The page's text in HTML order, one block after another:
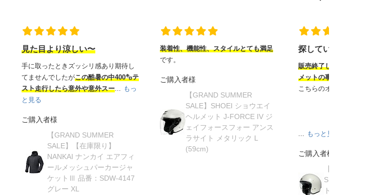
見た目より涼しい〜
手に取ったときズッシリ感あり期待し
てませんでしたがこの酷暑の中400㌔テ
スト走行したら意外や意外スー
もっ
と見る
ご購入者様
【GRAND SUMMER
SALE】【在庫限り】
NANKAI ナンカイ エアフィ
ールメッシュパーカージャ
ケットⅢ 品番：SDW-4147
グレー XL
装着性、機能性、スタイルとても満足
です。
ご購入者様
【GRAND SUMMER
SALE】SHOEI ショウエイ
ヘルメット J-FORCE IV ジ
ェイフォースフォー アンス
ラサイト メタリック L
(59cm)
探していたヘルメ
販売終了してから半年
メットの事を知り探し
こちらのオンラインサ
もっと見る
ご購入者様
SHOEI ショ
ト J・O ジェ